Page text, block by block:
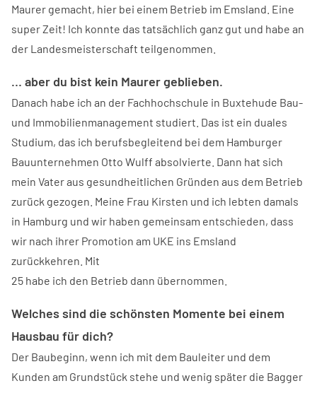
Maurer gemacht, hier bei einem Betrieb im Emsland. Eine
super Zeit! Ich konnte das tatsächlich ganz gut und habe an
der Landesmeisterschaft teilgenommen.
… aber du bist kein Maurer geblieben.
Danach habe ich an der Fachhochschule in Buxtehude Bau-
und Immobilienmanagement studiert. Das ist ein duales
Studium, das ich berufsbegleitend bei dem Hamburger
Bauunternehmen Otto Wulff absolvierte. Dann hat sich
mein Vater aus gesundheitlichen Gründen aus dem Betrieb
zurück gezogen. Meine Frau Kirsten und ich lebten damals
in Hamburg und wir haben gemeinsam entschieden, dass
wir nach ihrer Promotion am UKE ins Emsland
zurückkehren. Mit
25 habe ich den Betrieb dann übernommen.
Welches sind die schönsten Momente bei einem
Hausbau für dich?
Der Baubeginn, wenn ich mit dem Bauleiter und dem
Kunden am Grundstück stehe und wenig später die Bagger